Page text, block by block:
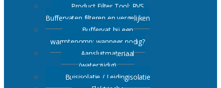
Product Filter Tool: RVS
Buffervaten filteren en vergelijken
Buffervat bij een
warmtepomp: wanneer nodig?
Aansluitmateriaal
(waterzijdig)
Buisisolatie / Leidingisolatie